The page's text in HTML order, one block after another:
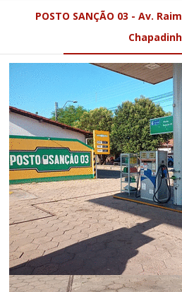
POSTO SANÇÃO 03 - Av.